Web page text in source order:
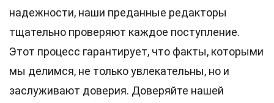
надежности, наши преданные редакторы
тщательно проверяют каждое поступление.
Этот процесс гарантирует, что факты, которыми
мы делимся, не только увлекательны, но и
заслуживают доверия. Доверяйте нашей